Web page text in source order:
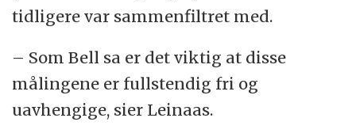
tidligere var sammenfiltret med.
– Som Bell sa er det viktig at disse
målingene er fullstendig fri og
uavhengige, sier Leinaas.